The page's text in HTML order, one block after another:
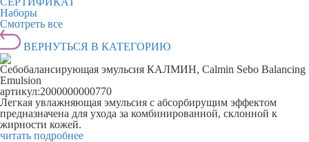
Наборы
Смотреть все
ВЕРНУТЬСЯ В КАТЕГОРИЮ
Себобалансирующая эмульсия КАЛМИН, Calmin Sebo Balancing
Emulsion
артикул:2000000000770
Легкая увлажняющая эмульсия с абсорбирущим эффектом
предназначена для ухода за комбинированной, склонной к
жирности кожей.
читать подробнее